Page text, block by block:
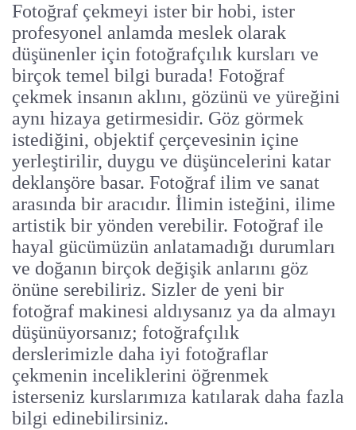
Fotoğraf çekmeyi ister bir hobi, ister
profesyonel anlamda meslek olarak
düşünenler için fotoğrafçılık kursları ve
birçok temel bilgi burada! Fotoğraf
çekmek insanın aklını, gözünü ve yüreğini
aynı hizaya getirmesidir. Göz görmek
istediğini, objektif çerçevesinin içine
yerleştirilir, duygu ve düşüncelerini katar
deklanşöre basar. Fotoğraf ilim ve sanat
arasında bir aracıdır. İlimin isteğini, ilime
artistik bir yönden verebilir. Fotoğraf ile
hayal gücümüzün anlatamadığı durumları
ve doğanın birçok değişik anlarını göz
önüne serebiliriz. Sizler de yeni bir
fotoğraf makinesi aldıysanız ya da almayı
düşünüyorsanız; fotoğrafçılık
derslerimizle daha iyi fotoğraflar
çekmenin inceliklerini öğrenmek
isterseniz kurslarımıza katılarak daha fazla
bilgi edinebilirsiniz.